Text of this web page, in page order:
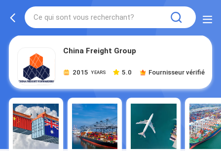
China Freight Group
2015 YEARS 5.0 Fournisseur vérifié